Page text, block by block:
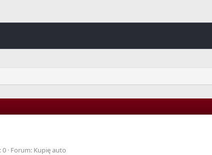
0 Forum: Kupię auto